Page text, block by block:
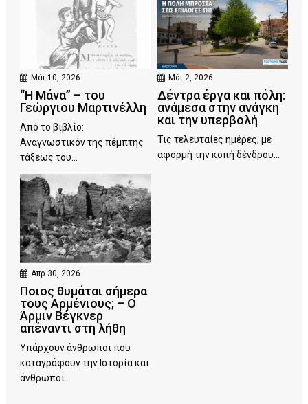
Μάι 10, 2026
“Η Μάνα” – του
Γεώργιου Μαρτινέλλη
Από το βιβλίο:
Αναγνωστικόν της πέμπτης
τάξεως του...
Μάι 2, 2026
Δέντρα έργα και πόλη:
ανάμεσα στην ανάγκη
και την υπερβολή
Τις τελευταίες ημέρες, με
αφορμή την κοπή δένδρου...
Απρ 30, 2026
Ποιος θυμάται σήμερα
τους Αρμένιους; – Ο
Άρμιν Βέγκνερ
απέναντι στη λήθη
Υπάρχουν άνθρωποι που
καταγράφουν την Ιστορία και
άνθρωποι...